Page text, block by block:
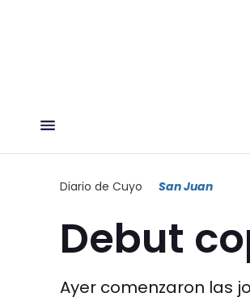
Diario de Cuyo San Juan
Debut
Ayer comenzaron las